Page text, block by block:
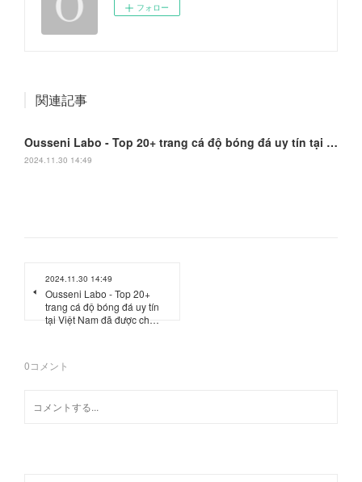
フォロー
関連記事
Ousseni Labo - Top 20+ trang cá độ bóng đá uy tín tại Việt Nam đã được chứng nhận
2024.11.30 14:49
2024.11.30 14:49
Ousseni Labo - Top 20+
trang cá độ bóng đá uy tín
tại Việt Nam đã được ch…
0コメント